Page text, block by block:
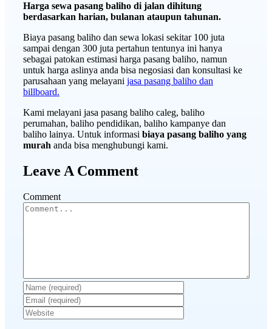
Harga sewa pasang baliho di jalan dihitung
berdasarkan harian, bulanan ataupun tahunan.
Biaya pasang baliho dan sewa lokasi sekitar 100 juta
sampai dengan 300 juta pertahun tentunya ini hanya
sebagai patokan estimasi harga pasang baliho, namun
untuk harga aslinya anda bisa negosiasi dan konsultasi ke
parusahaan yang melayani jasa pasang baliho dan
billboard.
Kami melayani jasa pasang baliho caleg, baliho
perumahan, baliho pendidikan, baliho kampanye dan
baliho lainya. Untuk informasi biaya pasang baliho yang
murah anda bisa menghubungi kami.
Leave A Comment
Comment